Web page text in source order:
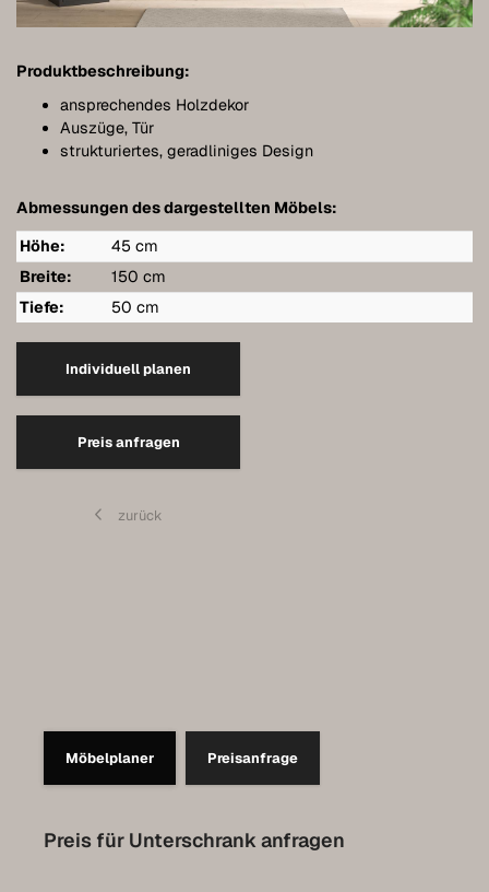
Produktbeschreibung:
ansprechendes Holzdekor
Auszüge, Tür
strukturiertes, geradliniges Design
Abmessungen des dargestellten Möbels:
Höhe:
45 cm
Breite:
150 cm
Tiefe:
50 cm
Individuell planen
Preis anfragen
zurück
Möbelplaner Preisanfrage
Preis für Unterschrank anfragen
Bathroom furniture
Wall-mounted sideboards
Wardrobes
Shelving
Sideboards
Wall cabinets
Quality of our furniture
Care